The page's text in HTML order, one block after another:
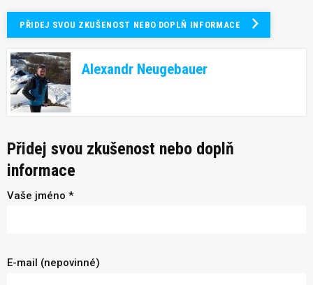
PŘIDEJ SVOU ZKUŠENOST NEBO DOPLŇ INFORMACE
Alexandr Neugebauer
Přidej svou zkušenost nebo doplň
informace
Vaše jméno *
E-mail (nepovinné)